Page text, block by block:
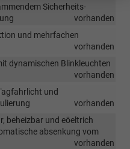
Sicherheits-
vorhanden
und mehrfachen
vorhanden
dynamischen Blinkleuchten
vorhanden
und
vorhanden
beheizbar und eöeltrich
absenkung vom
vorhanden